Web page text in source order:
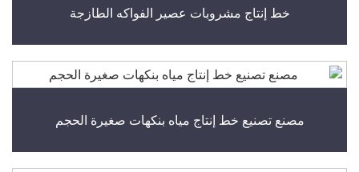
خط إنتاج مشروبات عصير الفواكه الطازجة
مصنع تصنيع خط إنتاج مياه بنكهات صغيرة الحجم